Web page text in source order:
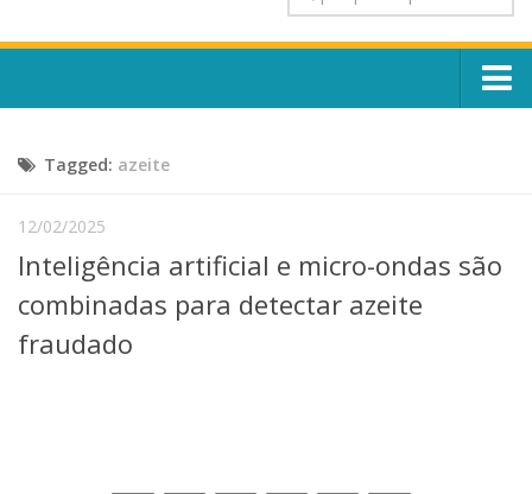
TRANSPARÊNCIA
OUVIDORIA
CONTATO
Escola, Institutos e Órgãos
Núcleos e Comissões
Telefones e Mapas
Pessoas
Graduação
Tagged: azeite
12/02/2025
Inteligência artificial e micro-ondas são
combinadas para detectar azeite
fraudado